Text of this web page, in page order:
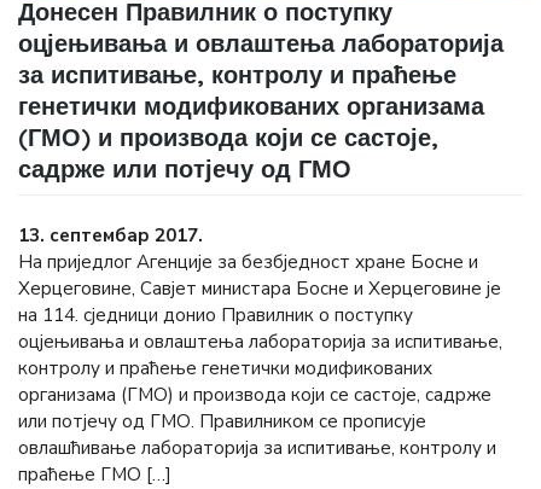
Донесен Правилник о поступку
оцјењивања и овлаштења лабораторија
за испитивање, контролу и праћење
генетички модификованих организама
(ГМО) и производа који се састоје,
садрже или потјечу од ГМО
13. септембар 2017.
На приједлог Агенције за безбједност хране Босне и
Херцеговине, Савјет министара Босне и Херцеговине је
на 114. сједници донио Правилник о поступку
оцјењивања и овлаштења лабораторија за испитивање,
контролу и праћење генетички модификованих
организама (ГМО) и производа који се састоје, садрже
или потјечу од ГМО. Правилником се прописује
овлашћивање лабораторија за испитивање, контролу и
праћење ГМО […]